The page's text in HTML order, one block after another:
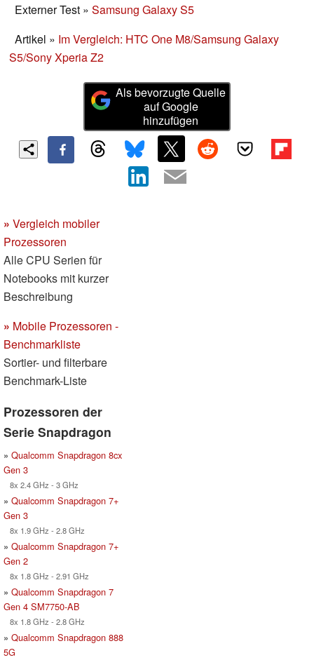
Externer Test » Samsung Galaxy S5
Artikel » Im Vergleich: HTC One M8/Samsung Galaxy
S5/Sony Xperia Z2
Als bevorzugte Quelle
auf Google
hinzufügen
» Vergleich mobiler
Prozessoren
Alle CPU Serien für
Notebooks mit kurzer
Beschreibung
» Mobile Prozessoren -
Benchmarkliste
Sortier- und filterbare
Benchmark-Liste
Prozessoren der
Serie Snapdragon
» Qualcomm Snapdragon 8cx
Gen 3
8x 2.4 GHz - 3 GHz
» Qualcomm Snapdragon 7+
Gen 3
8x 1.9 GHz - 2.8 GHz
» Qualcomm Snapdragon 7+
Gen 2
8x 1.8 GHz - 2.91 GHz
» Qualcomm Snapdragon 7
Gen 4 SM7750-AB
8x 1.8 GHz - 2.8 GHz
» Qualcomm Snapdragon 888
5G